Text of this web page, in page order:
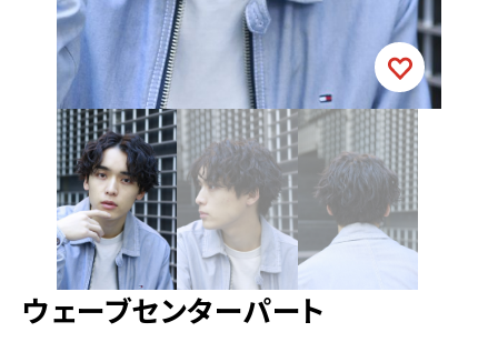
ウェーブセンターパート